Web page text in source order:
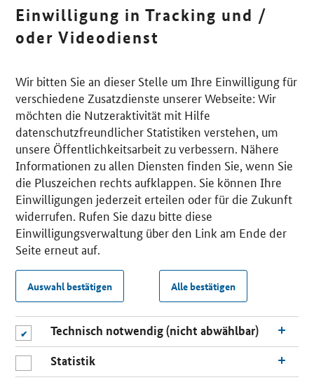
Einwilligung in Tracking und /
oder Videodienst
Wir bitten Sie an dieser Stelle um Ihre Einwilligung für
verschiedene Zusatzdienste unserer Webseite: Wir
möchten die Nutzeraktivität mit Hilfe
datenschutzfreundlicher Statistiken verstehen, um
unsere Öffentlichkeitsarbeit zu verbessern. Nähere
Informationen zu allen Diensten finden Sie, wenn Sie
die Pluszeichen rechts aufklappen. Sie können Ihre
Einwilligungen jederzeit erteilen oder für die Zukunft
widerrufen. Rufen Sie dazu bitte diese
Einwilligungsverwaltung über den Link am Ende der
Seite erneut auf.
Auswahl bestätigen Alle bestätigen
Technisch notwendig (nicht abwählbar)
Statistik